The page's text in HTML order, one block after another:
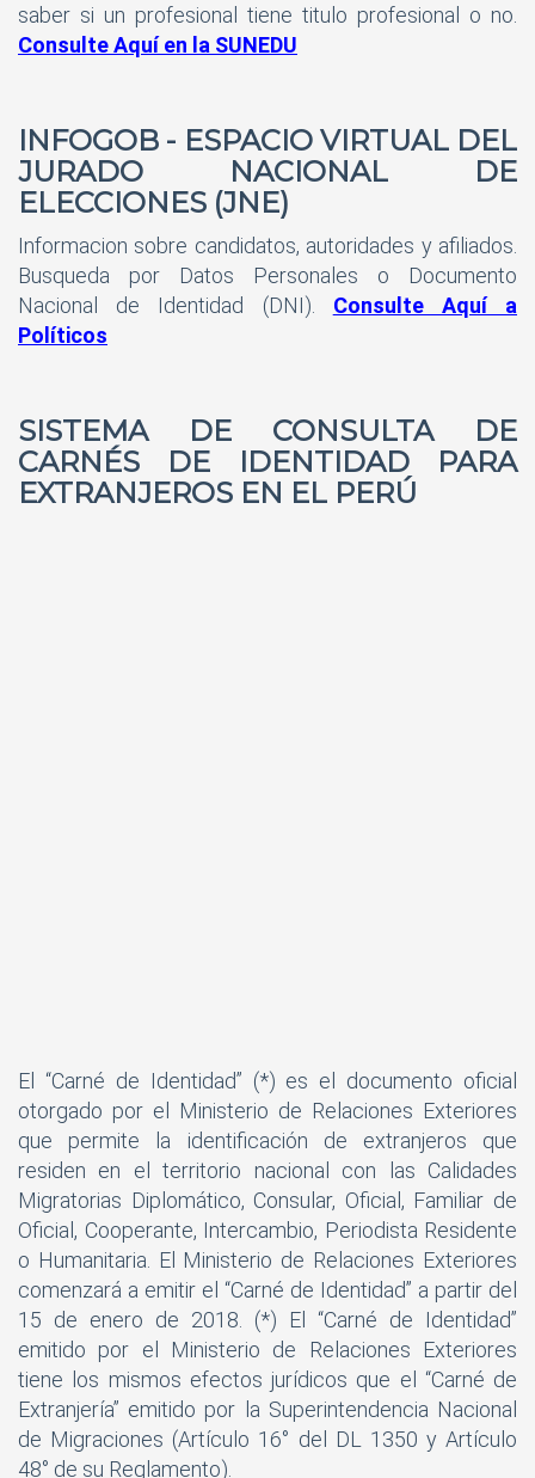
saber si un profesional tiene titulo profesional o no.
Consulte Aquí en la SUNEDU
INFOGOB - ESPACIO VIRTUAL DEL
JURADO NACIONAL DE
ELECCIONES (JNE)
Informacion sobre candidatos, autoridades y afiliados.
Busqueda por Datos Personales o Documento
Nacional de Identidad (DNI).
Consulte Aquí a
Políticos
SISTEMA DE CONSULTA DE
CARNÉS DE IDENTIDAD PARA
EXTRANJEROS EN EL PERÚ
El “Carné de Identidad” (*) es el documento oficial
otorgado por el Ministerio de Relaciones Exteriores
que permite la identificación de extranjeros que
residen en el territorio nacional con las Calidades
Migratorias Diplomático, Consular, Oficial, Familiar de
Oficial, Cooperante, Intercambio, Periodista Residente
o Humanitaria. El Ministerio de Relaciones Exteriores
comenzará a emitir el “Carné de Identidad” a partir del
15 de enero de 2018. (*) El “Carné de Identidad”
emitido por el Ministerio de Relaciones Exteriores
tiene los mismos efectos jurídicos que el “Carné de
Extranjería” emitido por la Superintendencia Nacional
de Migraciones (Artículo 16° del DL 1350 y Artículo
48° de su Reglamento).